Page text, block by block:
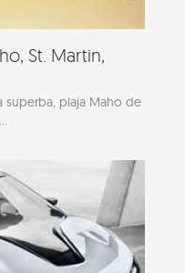
St. Martin,
superba, plaja Maho de